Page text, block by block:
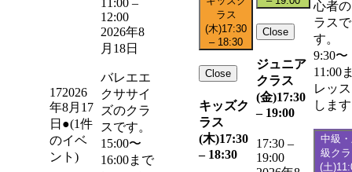
172026
年8月17
日 ●(1件
のイベ
ント)
11:00 –
12:00
2026年8
月18日
バレエエ
クササイ
ズのクラ
スです。
15:00〜
16:00まで
ラス
(木)17:30
– 18:30
Close
キッズク
ラス
(木)17:30
– 18:30
Close
ジュニア
クラス
(金)17:30
– 19:00
17:30 –
19:00
心者
ラスで
す。
9:30〜
11:00
レッ
しま
中級
級ク
(土)